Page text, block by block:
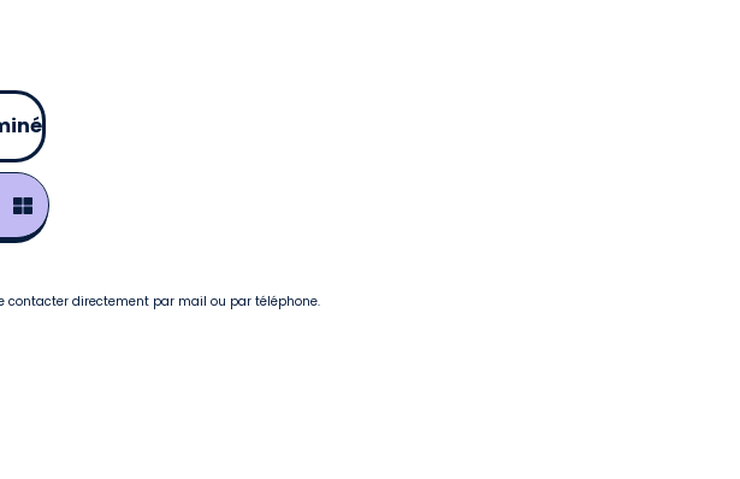
contacter directement par mail ou par téléphone.